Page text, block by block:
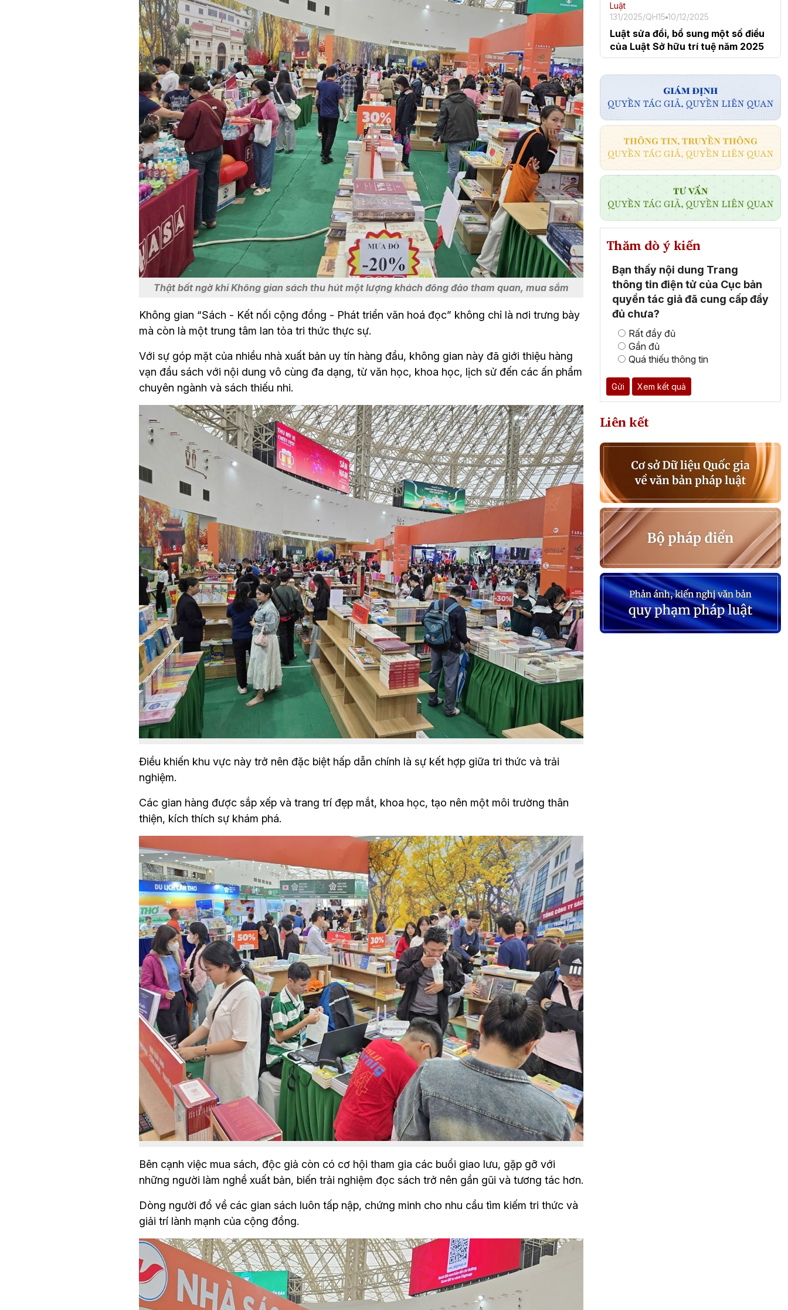
Thật bất ngờ khi Không gian sách thu hút một lượng khách đông đảo tham quan, mua sắm
Không gian “Sách - Kết nối cộng đồng - Phát triển văn hoá đọc” không chỉ là nơi trưng bày
mà còn là một trung tâm lan tỏa tri thức thực sự.
Với sự góp mặt của nhiều nhà xuất bản uy tín hàng đầu, không gian này đã giới thiệu hàng
vạn đầu sách với nội dung vô cùng đa dạng, từ văn học, khoa học, lịch sử đến các ấn phẩm
chuyên ngành và sách thiếu nhi.
Điều khiến khu vực này trở nên đặc biệt hấp dẫn chính là sự kết hợp giữa tri thức và trải
nghiệm.
Các gian hàng được sắp xếp và trang trí đẹp mắt, khoa học, tạo nên một môi trường thân
thiện, kích thích sự khám phá.
Bên cạnh việc mua sách, độc giả còn có cơ hội tham gia các buổi giao lưu, gặp gỡ với
những người làm nghề xuất bản, biến trải nghiệm đọc sách trở nên gần gũi và tương tác hơn.
Dòng người đổ về các gian sách luôn tấp nập, chứng minh cho nhu cầu tìm kiếm tri thức và
giải trí lành mạnh của cộng đồng.
Luật
131/2025/QH15 10/12/2025
Luật sửa đổi, bổ sung một số điều
của Luật Sở hữu trí tuệ năm 2025
Thăm dò ý kiến
Bạn thấy nội dung Trang
thông tin điện tử của Cục bản
quyền tác giả đã cung cấp đầy
đủ chưa?
Rất đầy đủ
Gần đủ
Quá thiếu thông tin
Gửi Xem kết quả
Liên kết